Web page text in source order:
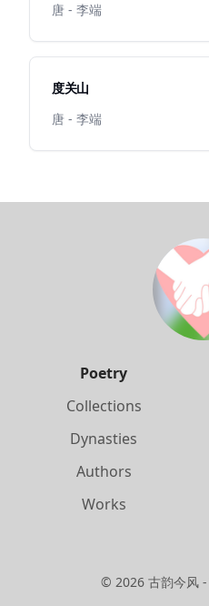
唐 - 李端
度关山
唐 - 李端
Poetry
Collections
Dynasties
Authors
Works
© 2026古韵今风